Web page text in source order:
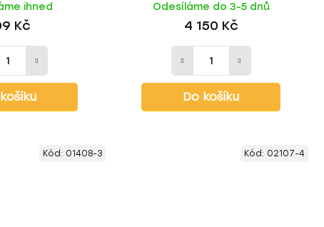
ihned
Kč
Odesíláme do 3-5 dnů
4 150 Kč
Do košíku
Kód: 01408-3 Kód: 02107-4